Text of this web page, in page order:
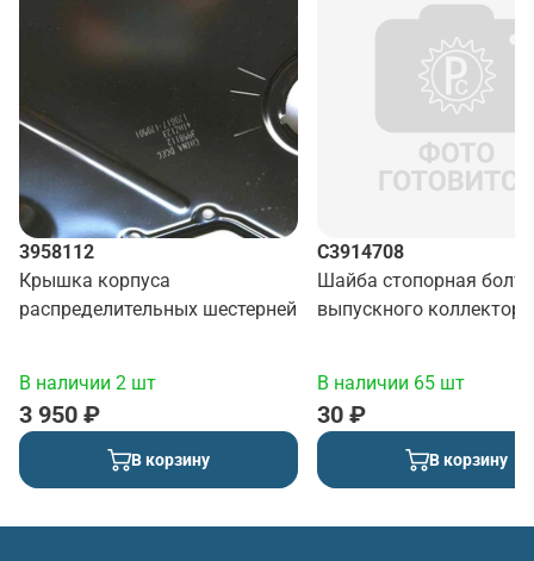
3958112
Крышка корпуса
распределительных шестерней
В наличии 2 шт
3 950 ₽
В корзину
C3914708
Шайба стопорная болта
выпускного
В наличии 65 шт
30 ₽
В корзину